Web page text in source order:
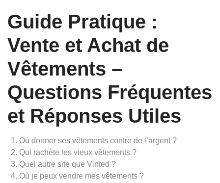
Guide Pratique :
Vente et Achat de
Vêtements –
Questions Fréquentes
et Réponses Utiles
Où donner ses vêtements contre de l’argent ?
Qui rachète les vieux vêtements ?
Quel autre site que Vinted ?
Où je peux vendre mes vêtements ?